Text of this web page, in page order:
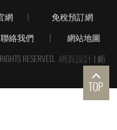
TOP
網
免稅預訂網
聯絡我們
網站地圖
RESERVED. 網頁設計 | 鉅